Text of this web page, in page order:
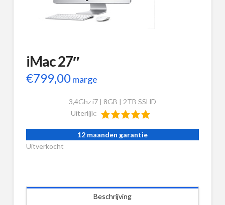
iMac 27″
€799,00marge
3,4Ghz i7 | 8GB | 2TB SSHD
Uiterlijk:
12 maanden garantie
Uitverkocht
Beschrijving